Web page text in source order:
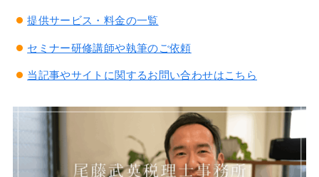
提供サービス・料金の一覧
セミナー研修講師や執筆のご依頼
当記事やサイトに関するお問い合わせはこちら